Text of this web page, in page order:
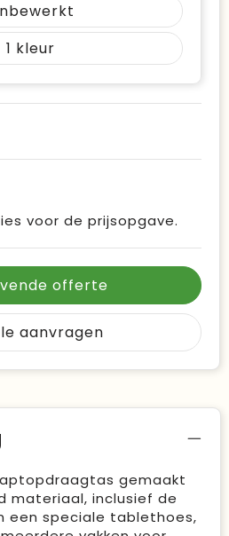
1
voor de prijsopgave.
offerte
aanvragen
gemaakt
materiaal, inclusief de
een speciale tablethoes,